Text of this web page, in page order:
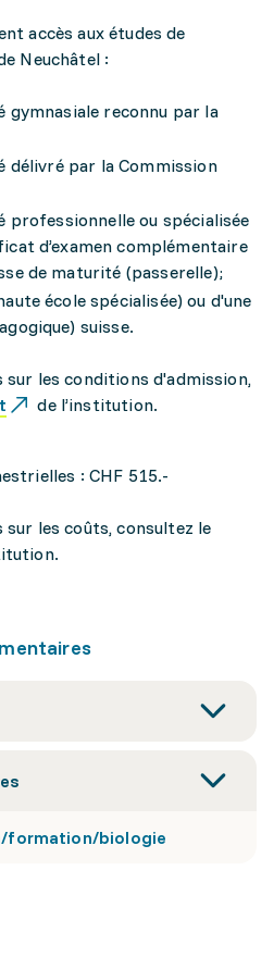
accès aux études de
Neuchâtel :
reconnu par la
par la Commission
ou spécialisée
d’examen complémentaire
de maturité (passerelle);
école spécialisée) ou d'une
suisse.
les conditions d'admission,
de l’institution.
: CHF 515.-
les coûts, consultez le
formation/biologie